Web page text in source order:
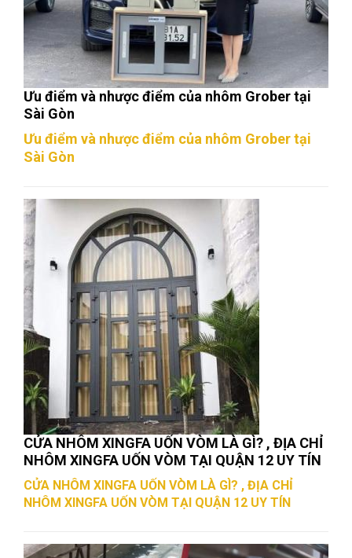
Ưu điểm và nhược điểm của nhôm Grober tại
Sài Gòn
Ưu điểm và nhược điểm của nhôm Grober tại
Sài Gòn
CỬA NHÔM XINGFA UỐN VÒM LÀ GÌ? , ĐỊA CHỈ
NHÔM XINGFA UỐN VÒM TẠI QUẬN 12 UY TÍN
CỬA NHÔM XINGFA UỐN VÒM LÀ GÌ? , ĐỊA CHỈ
NHÔM XINGFA UỐN VÒM TẠI QUẬN 12 UY TÍN